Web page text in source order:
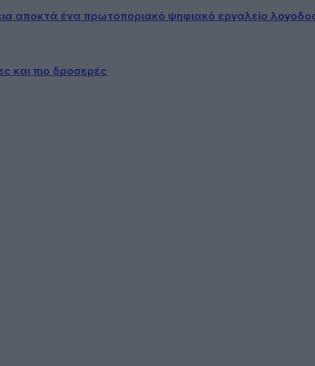
αποκτά ένα πρωτοποριακό ψηφιακό εργαλείο
και πιο δροσερές